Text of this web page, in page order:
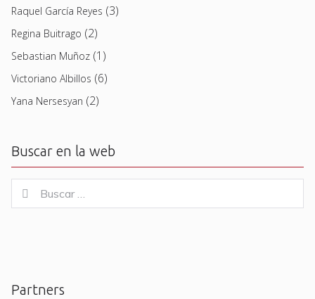
Raquel García Reyes (3)
Regina Buitrago (2)
Sebastian Muñoz (1)
Victoriano Albillos (6)
Yana Nersesyan (2)
Buscar en la web
for:
Buscar
Partners